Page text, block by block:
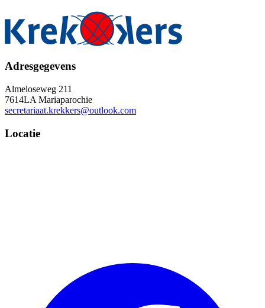
Adresgegevens
Almeloseweg 211
7614LA Mariaparochie
secretariaat.krekkers@outlook.com
Locatie